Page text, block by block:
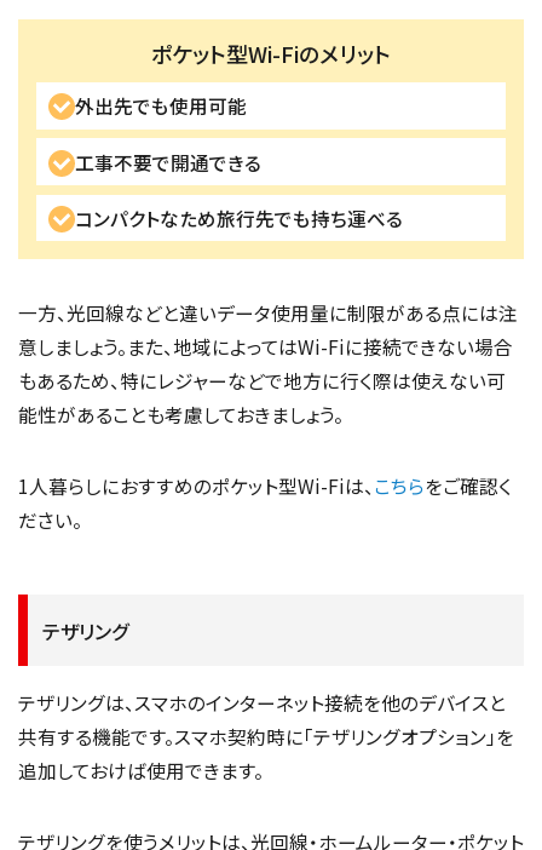
ポケット型Wi-Fiのメリット
外出先でも使用可能
工事不要で開通できる
コンパクトなため旅行先でも持ち運べる
一方、光回線などと違いデータ使用量に制限がある点には注
意しましょう。また、地域によってはWi-Fiに接続できない場合
もあるため、特にレジャーなどで地方に行く際は使えない可
能性があることも考慮しておきましょう。
1人暮らしにおすすめのポケット型Wi-Fiは、こちらをご確認く
ださい。
テザリング
テザリングは、スマホのインターネット接続を他のデバイスと
共有する機能です。スマホ契約時に「テザリングオプション」を
追加しておけば使用できます。
テザリングを使うメリットは、光回線・ホームルーター・ポケット